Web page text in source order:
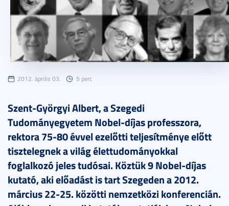
2012. április 03. 5 perc
Szent-Györgyi Albert, a Szegedi
Tudományegyetem Nobel-díjas professzora,
rektora 75-80 évvel ezelőtti teljesítménye előtt
tisztelegnek a világ élettudományokkal
foglalkozó jeles tudósai. Köztük 9 Nobel-díjas
kutató, aki előadást is tart Szegeden a 2012.
március 22-25. közötti nemzetközi konferencián.